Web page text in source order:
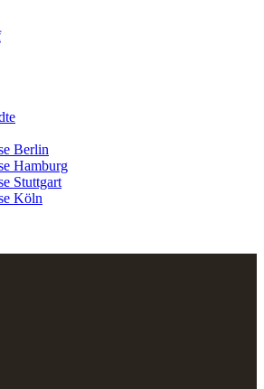
Berlin
Hamburg
Stuttgart
Köln